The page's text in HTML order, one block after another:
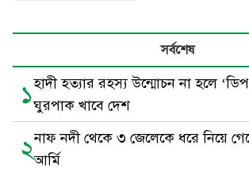
সর্বশেষ
১হাদী হত্যার রহস্য উন্মোচন না হলে ‘ডিপ
ঘুরপাক খাবে দেশ
২নাফ নদী থেকে ৩ জেলেকে ধরে নিয়ে
আর্মি